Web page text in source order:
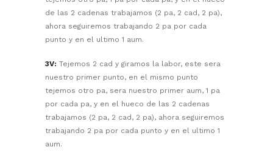
de las 2 cadenas trabajamos (2 pa, 2 cad, 2 pa),
ahora seguiremos trabajando 2 pa por cada
punto y en el ultimo 1 aum.
3V: Tejemos 2 cad y giramos la labor, este sera
nuestro primer punto, en el mismo punto
tejemos otro pa, sera nuestro primer aum, 1 pa
por cada pa, y en el hueco de las 2 cadenas
trabajamos (2 pa, 2 cad, 2 pa), ahora seguiremos
trabajando 2 pa por cada punto y en el ultimo 1
aum.